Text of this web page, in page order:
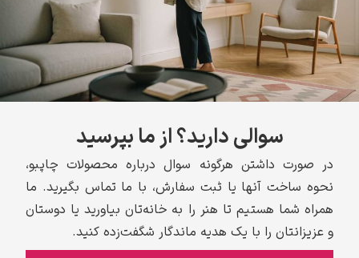
سوالی دارید؟ از ما بپرسید
در صورت داشتن هرگونه سوال درباره محصولات چاپبو،
نحوه ساخت آنها یا ثبت سفارش، با ما تماس بگیرید. ما
همراه شما هستیم تا هنر را به خانه‌تان بیاورید یا دوستان
و عزیزانتان را با یک هدیه ماندگار شگفت‌زده کنید.